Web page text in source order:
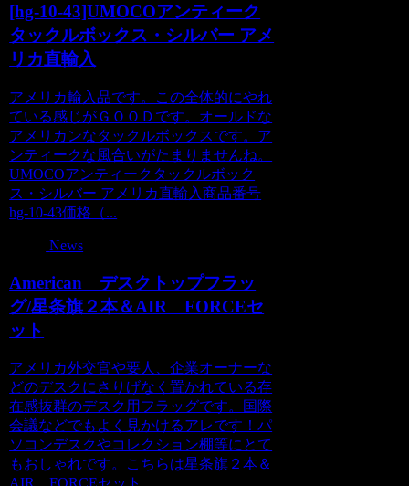
[hg-10-43]UMOCOアンティーク
タックルボックス・シルバー アメ
リカ直輸入
アメリカ輸入品です。この全体的にやれ
ている感じがＧＯＯＤです。オールドな
アメリカンなタックルボックスです。ア
ンティークな風合いがたまりませんね。
UMOCOアンティークタックルボック
ス・シルバー アメリカ直輸入商品番号
hg-10-43価格（...
News
American デスクトップフラッ
グ/星条旗２本＆AIR FORCEセ
ット
アメリカ外交官や要人、企業オーナーな
どのデスクにさりげなく置かれている存
在感抜群のデスク用フラッグです。国際
会議などでもよく見かけるアレです！パ
ソコンデスクやコレクション棚等にとて
もおしゃれです。こちらは星条旗２本＆